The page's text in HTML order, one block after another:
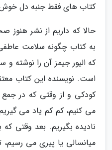
کتاب های فقط جنبه دل
حالا که داریم از نشر
به کتاب چگونه سلامت
که الیور جیمز آن را نوشته
است. نویسنده این کتاب
کودکی و از وقتی که در جمع
می کنیم، کم کم یاد می
نادیده بگیریم. بعد وقتی
میانسالی یا پیری می رسیم،